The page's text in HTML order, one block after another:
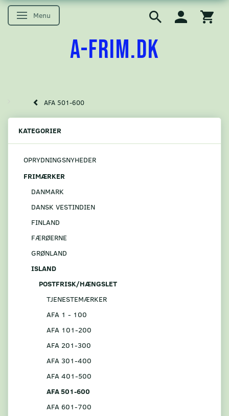
Skifte navigation
Menu
A-FRIM.DK
AFA 501-600
KATEGORIER
OPRYDNINGSNYHEDER
FRIMÆRKER
DANMARK
DANSK VESTINDIEN
FINLAND
FÆRØERNE
GRØNLAND
ISLAND
POSTFRISK/HÆNGSLET
TJENESTEMÆRKER
AFA 1 - 100
AFA 101-200
AFA 201-300
AFA 301-400
AFA 401-500
AFA 501-600
AFA 601-700